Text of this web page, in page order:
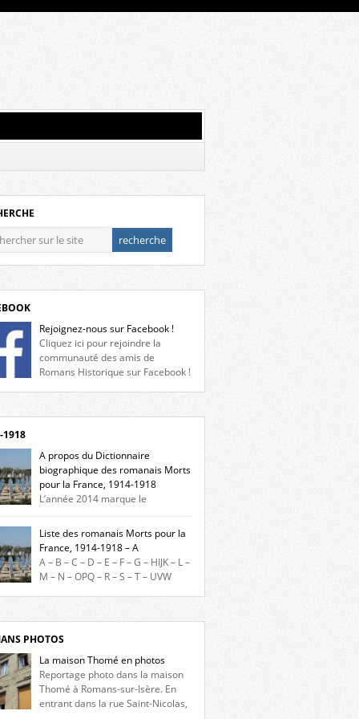
Rejoignez-nous sur Facebook !
Cliquez ici pour rejoindre la
communauté des amis de
Romans Historique sur Facebook !
1918
A propos du Dictionnaire
biographique des romanais Morts
pour la France, 1914-1918
L’année 2014 marque le
du début de la Première Guerre
et ce dictionnaire biographique veut
hommage aux romanais Morts pour la
durant ce conflit. La base de cette
historique est constituée des noms
sur les plaques commémoratives de
de Ville, du lycée du Dauphiné et du lycée
Liste des romanais Morts pour la
France, 1914-1918 – A
A – B – C – D – E – F – G – HIJK – L –
M – N – OPQ – R – S – T – UVW
lettre. Liste des romanais […]
PHOTOS
La maison Thomé en photos
Reportage photo dans la maison
Thomé à Romans-sur-Isère. En
entrant dans la rue Saint-Nicolas,